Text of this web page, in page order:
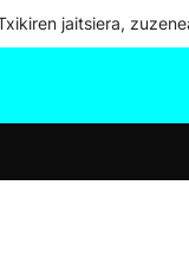
jaitsiera,